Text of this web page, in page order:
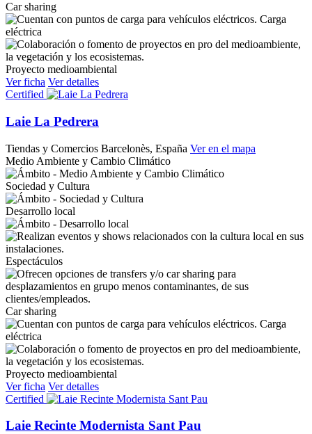
Car sharing
Carga
eléctrica
Proyecto medioambiental
Ver ficha Ver detalles
Certified
Laie La Pedrera
Tiendas y Comercios Barcelonès, España Ver en el mapa
Medio Ambiente y Cambio Climático
Sociedad y Cultura
Desarrollo local
Espectáculos
Car sharing
Carga
eléctrica
Proyecto medioambiental
Ver ficha Ver detalles
Certified
Laie Recinte Modernista Sant Pau